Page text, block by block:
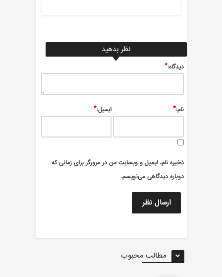
نظر بدهید
ديدگاه:*
نام:* ایمیل:*
ذخیره نام، ایمیل و وبسایت من در مرورگر برای زمانی که
دوباره دیدگاهی می‌نویسم.
مطالب محبوب